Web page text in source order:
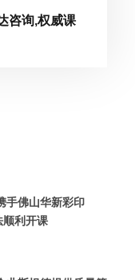
咨询,权威课
手佛山华新彩印
顺利开课